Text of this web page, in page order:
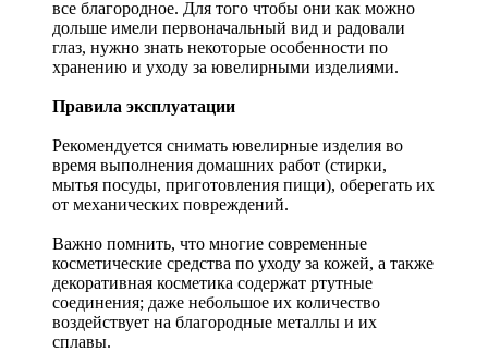
все благородное. Для того чтобы они как можно
дольше имели первоначальный вид и радовали
глаз, нужно знать некоторые особенности по
хранению и уходу за ювелирными изделиями.
Правила эксплуатации
Рекомендуется снимать ювелирные изделия во
время выполнения домашних работ (стирки,
мытья посуды, приготовления пищи), оберегать их
от механических повреждений.
Важно помнить, что многие современные
косметические средства по уходу за кожей, а также
декоративная косметика содержат ртутные
соединения; даже небольшое их количество
воздействует на благородные металлы и их
сплавы.